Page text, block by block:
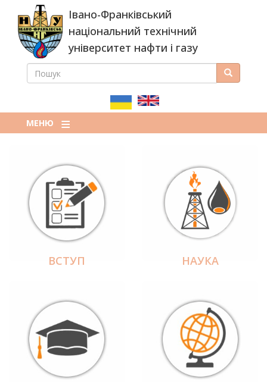
основного
вмісту
Івано-Франківський
національний технічний
університет нафти і газу
ПОШУКОВА
ПОШУК Пошук
МЕНЮ
ВСТУП НАУКА